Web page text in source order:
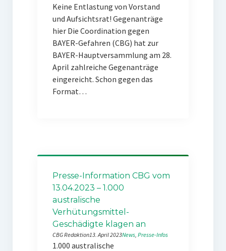
Keine Entlastung von Vorstand
und Aufsichtsrat! Gegenanträge
hier Die Coordination gegen
BAYER-Gefahren (CBG) hat zur
BAYER-Hauptversammlung am 28.
April zahlreiche Gegenanträge
eingereicht. Schon gegen das
Format…
Presse-Information CBG vom
13.04.2023 – 1.000
australische
Verhütungsmittel-
Geschädigte klagen an
CBG Redaktion13. April 2023News, Presse-Infos
1.000 australische